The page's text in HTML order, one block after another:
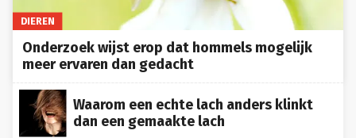
DIEREN
Onderzoek wijst erop dat hommels mogelijk
meer ervaren dan gedacht
Waarom een echte lach anders klinkt
dan een gemaakte lach